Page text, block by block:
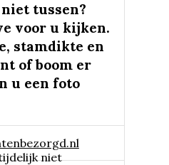
tussen?
voor u kijken.
stamdikte en
of boom er
u een foto
niet